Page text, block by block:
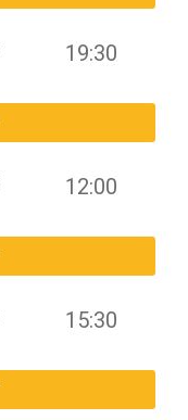
19:30
12:00
15:30